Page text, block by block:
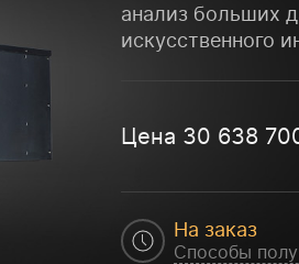
анализ больших
искусственного
Цена 30 638
На заказ
Способы